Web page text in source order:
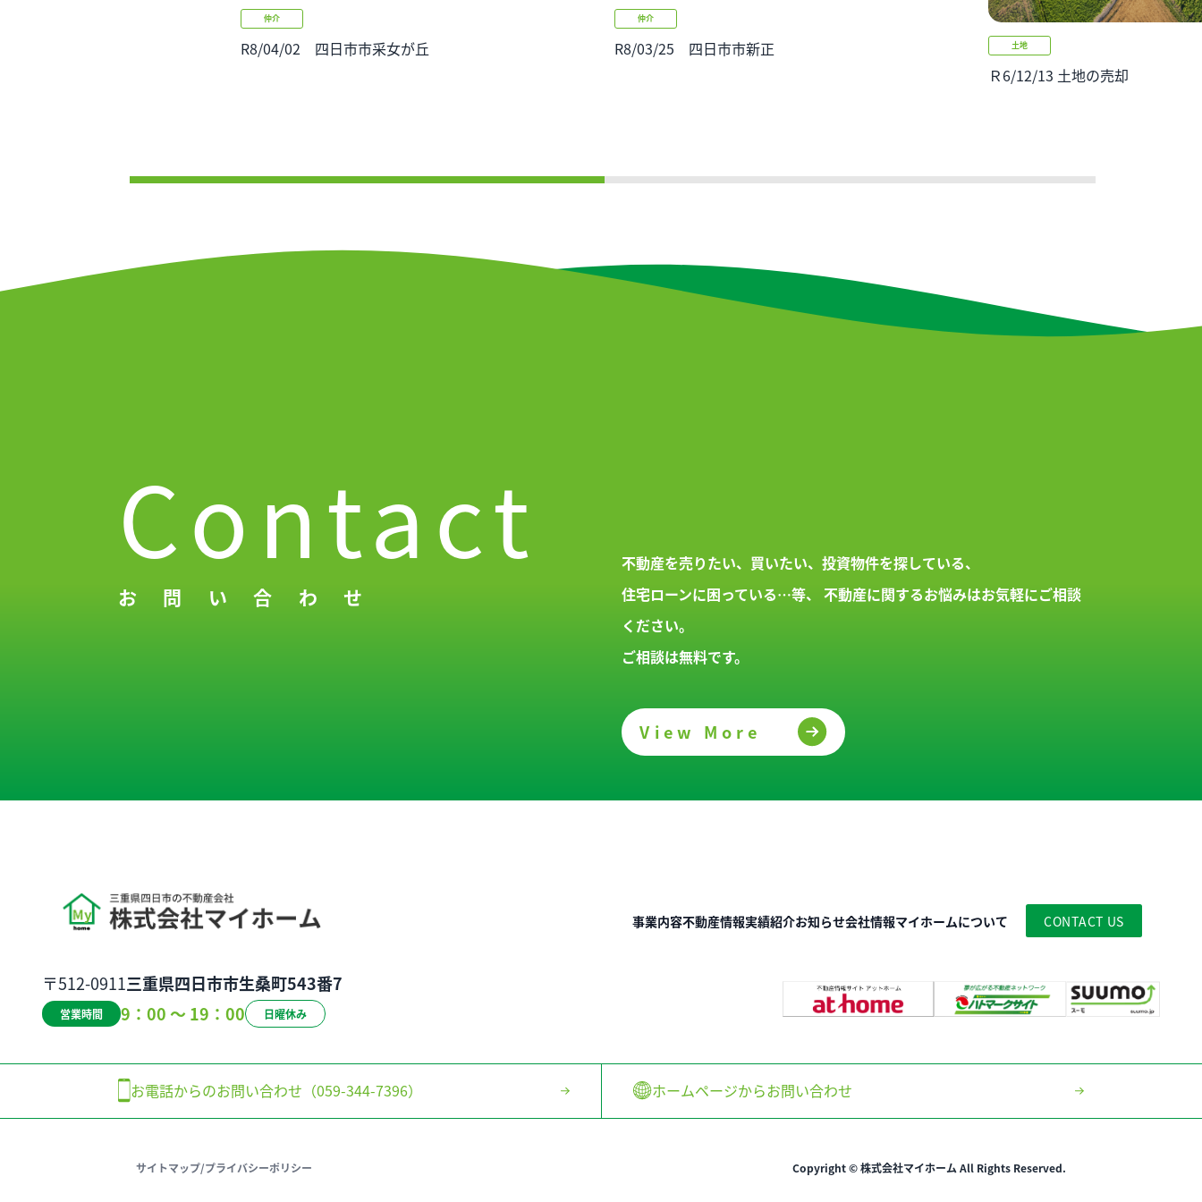
仲介
R8/04/02 四日市市采女が丘
仲介
R8/03/25 四日市市新正 土地
Ｒ6/12/13 土地の売却
Contact
お問い合わせ
不動産を売りたい、買いたい、投資物件を探している、
住宅ローンに困っている…等、
不動産に関するお悩みはお気軽にご相談
ください。
ご相談は無料です。
View More
事業内容不動産情報実績紹介お知らせ会社情報マイホームについて CONTACT US
〒512-0911三重県四日市市生桑町543番7
営業時間 9：00 ～ 19：00 日曜休み
お電話からのお問い合わせ（059-344-7396） ホームページからお問い合わせ
サイトマップ/プライバシーポリシー Copyright © 株式会社マイホーム All Rights Reserved.